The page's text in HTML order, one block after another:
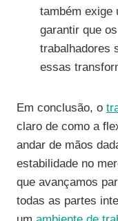
também exige
garantir que
trabalhadores
essas
Em conclusão, o
claro de como a
andar de mãos
estabilidade no
que avançamos
todas as partes